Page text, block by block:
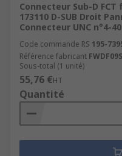
Connecteur Sub-D
173110 D-SUB Droit
Connecteur UNC n°4-40
Code commande RS 195-
Référence fabricant
Sous-total (1 unité)
55,76 €HT
Quantité